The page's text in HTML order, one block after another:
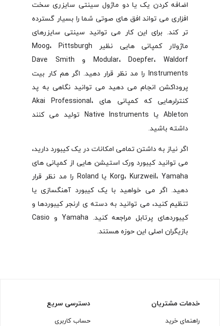
اضافه کردن یک یا دو ماژول سینتی سایزری سخت
افزاری می تواند افق های صوتی شما را بسیار گسترده
تر کند. برای این کار می توانید سینتی سایزرهای
ماژولار کمپانی هایی نظیر Moog، Pittsburgh
Modular، Doepfer، Waldorf و Dave Smith
Instruments را مد نظر قرار دهید. اگر هم کار بیت
پروداکشن انجام می دهید می توانید نگاهی به پد
کنترلرهایی که کمپانی های Akai Professional،
Ableton یا Native Instruments تولید می کنند
داشته باشید.
اگر نیاز به داشتن تمامی امکانات در یک کیبورد دارید،
می توانید کیبورد ورک استیشن هایی از کمپانی های
Korg، Kurzweil، Yamaha یا Roland را مد نظر قرار
دهید. اگر می خواهید با یک کیبورد آهنگسازی یا
تنظیم کنید، می توانید به دسته ی ارنجر کیبوردها و
کیبوردهای پرتابل مراجعه کنید. Yamaha و Casio
بازیگران اصلی این حوزه هستند.
خدمات مشتریان
راهنمای خرید
دسترسی سریع
حساب کاربری